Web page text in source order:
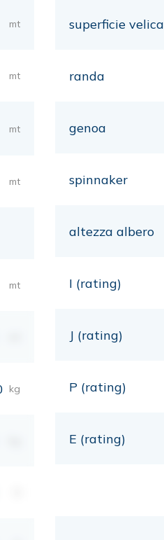
mt
mt
mt
mt
mt
kg
superficie velica
randa
genoa
spinnaker
altezza albero
I (rating)
J (rating)
P (rating)
E (rating)